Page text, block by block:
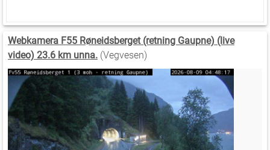
Webkamera F55 Røneidsberget (retning Gaupne) (live
video) 23.6 km unna. (Vegvesen)